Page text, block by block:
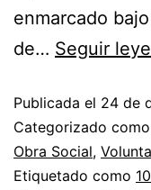
enmarcado
de… Seguir
Publicada el 24 de
Categorizado como
Obra Social,
Etiquetado como